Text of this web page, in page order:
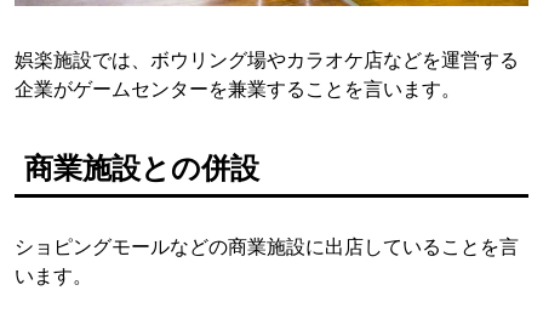
娯楽施設では、ボウリング場やカラオケ店などを運営する
企業がゲームセンターを兼業することを言います。
商業施設との併設
ショピングモールなどの商業施設に出店していることを言
います。